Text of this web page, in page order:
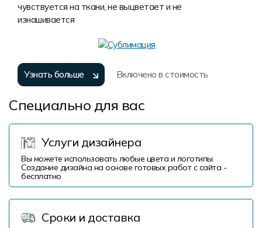
чувствуется на ткани, не выцветает и не
изнашивается
Узнать больше Включено в стоимость
Специально для вас
Услуги дизайнера
Вы можете использовать любые цвета и логотипы.
Создание дизайна на основе готовых работ с сайта -
бесплатно
Сроки и доставка